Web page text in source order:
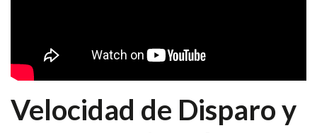
Velocidad de Disparo y